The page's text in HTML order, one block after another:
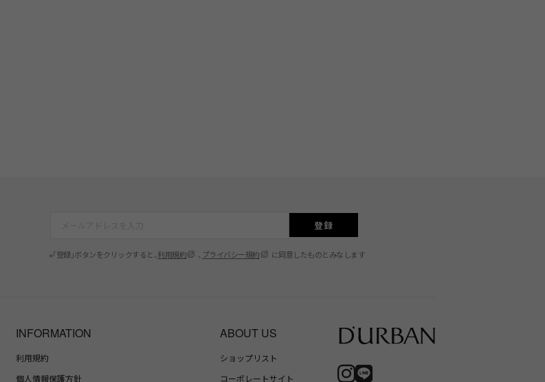
登録
※「登録」ボタンをクリックすると、 利用規約 、 プライバシー規約 に同意したものとみなします
INFORMATION
利用規約
個人情報保護方針
ABOUT US
ショップリスト
コーポレートサイト